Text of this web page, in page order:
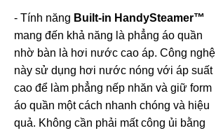
- Tính năng Built-in HandySteamer™
mang đến khả năng là phẳng áo quần
nhờ bàn là hơi nước cao áp. Công nghệ
này sử dụng hơi nước nóng với áp suất
cao để làm phẳng nếp nhăn và giữ form
áo quần một cách nhanh chóng và hiệu
quả. Không cần phải mất công ủi bằng